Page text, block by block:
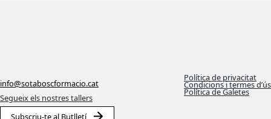
info@sotaboscformacio.cat
Segueix els nostres tallers
Subscriu-te al Butlletí
Política de privacitat
Condicions i termes d’ús
Política de Galetes